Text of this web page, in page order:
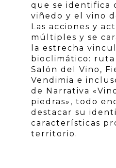
que se identifica
viñedo y el vino
Las acciones y
múltiples y se
la estrecha
bioclimático:
Salón del Vino,
Vendimia e
de Narrativa
piedras», todo
destacar su
características
territorio.